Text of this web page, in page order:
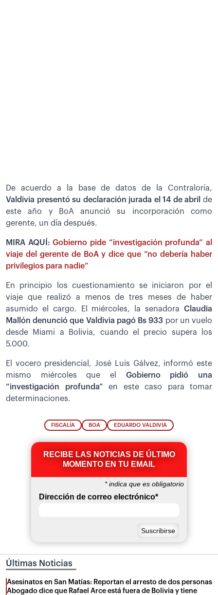
De acuerdo a la base de datos de la Contraloría,
Valdivia presentó su declaración jurada el 14 de abril de
este año y BoA anunció su incorporación como
gerente, un día después.
MIRA AQUÍ:Gobierno pide “investigación profunda” al
viaje del gerente de BoA y dice que “no debería haber
privilegios para nadie”
En principio los cuestionamiento se iniciaron por el
viaje que realizó a menos de tres meses de haber
asumido el cargo. El miércoles, la senadora Claudia
Mallón denunció que Valdivia pagó Bs 933 por un vuelo
desde Miami a Bolivia, cuando el precio supera los
5.000.
El vocero presidencial, José Luis Gálvez, informó este
mismo miércoles que el Gobierno pidió una
“investigación profunda” en este caso para tomar
determinaciones.
FISCALÍA BOA EDUARDO VALDIVIA
RECIBE LAS NOTICIAS DE ÚLTIMO
MOMENTO EN TU EMAIL
*indica que es obligatorio
Dirección de correo electrónico*
Últimas Noticias
Asesinatos en San Matías: Reportan el arresto de dos personas
Abogado dice que Rafael Arce está fuera de Bolivia y tiene